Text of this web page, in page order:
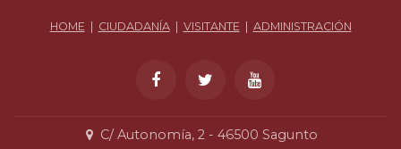
HOME| CIUDADANÍA| VISITANTE| ADMINISTRACIÓN
C/ Autonomía, 2 - 46500 Sagunto